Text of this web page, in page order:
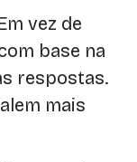
vez de
base na
respostas.
mais